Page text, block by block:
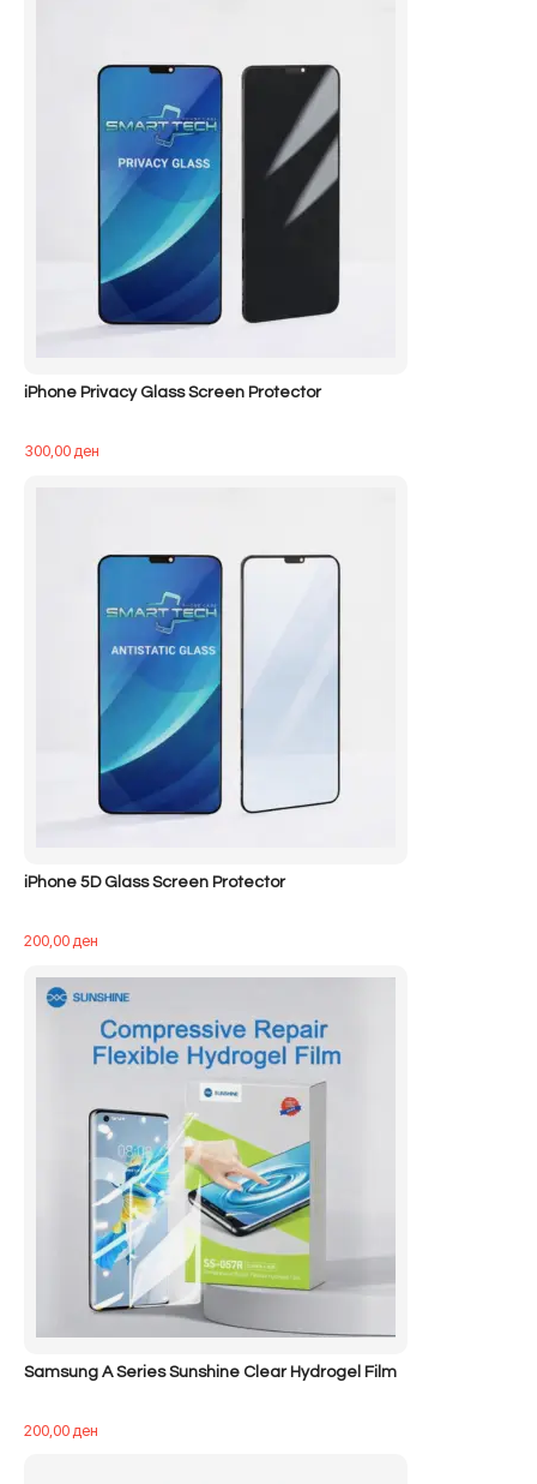
iPhone Privacy Glass Screen Protector
300,00ден
iPhone 5D Glass Screen Protector
200,00ден
Samsung A Series Sunshine Clear Hydrogel Film
200,00ден